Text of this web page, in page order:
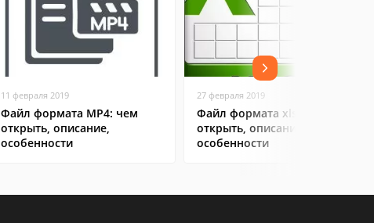
11 февраля 2019
Файл формата MP4: чем
открыть, описание,
особенности
27 февраля 2019
Файл формата xlsx: чем
открыть, описание,
особенности